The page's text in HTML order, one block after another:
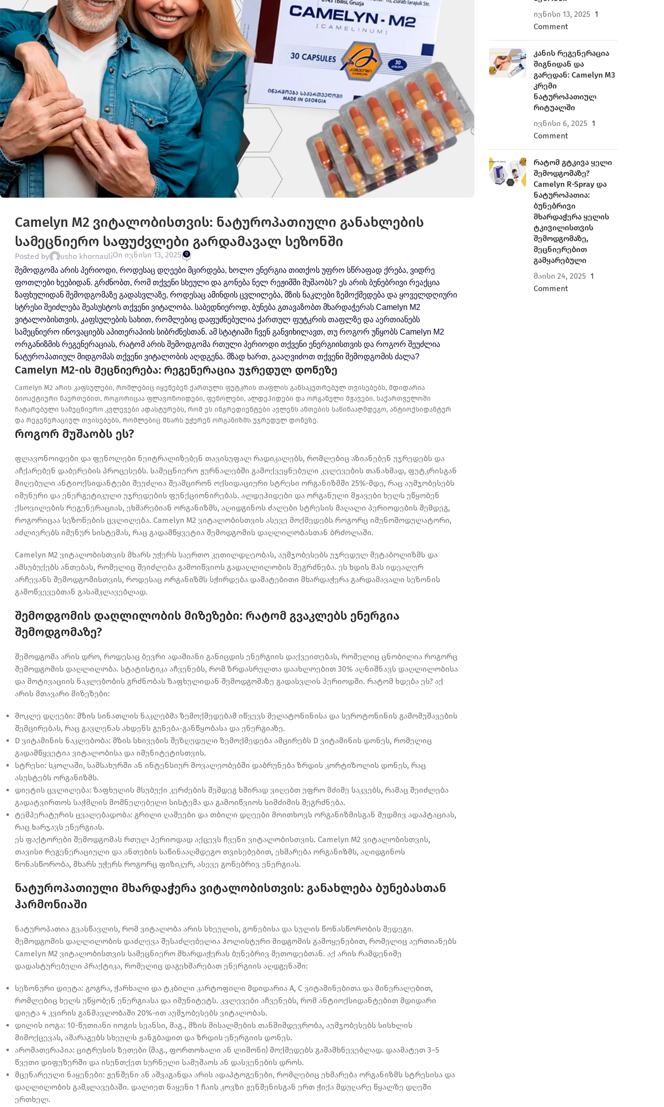
Camelyn M2 ვიტალობისთვის: ნატუროპათიული განახლების
სამეცნიერო საფუძვლები გარდამავალ სეზონში
Posted by usho khornauliOn ივნისი 13, 2025 0
შემოდგომა არის პერიოდი, როდესაც დღეები მცირდება, ხოლო ენერგია თითქოს უფრო სწრაფად ქრება, ვიდრე
ფოთლები ხეებიდან. გრძნობთ, რომ თქვენი სხეული და გონება ნელ რეჟიმში მუშაობს? ეს არის ბუნებრივი რეაქცია
ზაფხულიდან შემოდგომაზე გადასვლაზე, როდესაც ამინდის ცვლილება, მზის ნაკლები ზემოქმედება და ყოველდღიური
სტრესი შეიძლება შეასუსტოს თქვენი ვიტალობა. საბედნიეროდ, ბუნება გთავაზობთ მხარდაჭერას Camelyn M2
ვიტალობისთვის, კაფსულების სახით, რომლებიც დაფუძნებულია ქართულ ფუტკრის თაფლზე და აერთიანებს
სამეცნიერო ინოვაციებს აპითერაპიის სიბრძნესთან. ამ სტატიაში ჩვენ განვიხილავთ, თუ როგორ უწყობს Camelyn M2
ორგანიზმის რეგენერაციას, რატომ არის შემოდგომა რთული პერიოდი თქვენი ენერგიისთვის და როგორ შეუძლია
ნატუროპათიულ მიდგომას თქვენი ვიტალობის აღდგენა. მზად ხართ, გააღვიძოთ თქვენი შემოდგომის ძალა?
Camelyn M2-ის მეცნიერება: რეგენერაცია უჯრედულ დონეზე
Camelyn M2 არის კაფსულები, რომლებიც იყენებენ ქართული ფუტკრის თაფლის განსაკუთრებულ თვისებებს, მდიდარია
ბიოაქტიური ნაერთებით, როგორიცაა ფლავონოიდები, ფენოლები, ალდეჰიდები და ორგანული მჟავები. საქართველოში
ჩატარებული სამეცნიერო კვლევები ადასტურებს, რომ ეს ინგრედიენტები ავლენს ანთების საწინააღმდეგო, ანტიოქსიდანტურ
და რეგენერაციულ თვისებებს, რომლებიც მხარს უჭერენ ორგანიზმს უჯრედულ დონეზე.
Unique Recipe Based
On Natural
Ingredients
Shop Now
Your Pet Is In
როგორ მუშაობს ეს?
ფლავონოიდები და ფენოლები ნეიტრალიზებენ თავისუფალ რადიკალებს, რომლებიც აზიანებენ უჯრედებს და
აჩქარებენ დაბერების პროცესებს. სამეცნიერო ჟურნალებში გამოქვეყნებული კვლევების თანახმად, ფუტკრისგან
მიღებული ანტიოქსიდანტები შეუძლია შეამცირონ ოქსიდაციური სტრესი ორგანიზმში 25%-მდე, რაც აუმჯობესებს
იმუნური და ენერგეტიკული უჯრედების ფუნქციონირებას. ალდეჰიდები და ორგანული მჟავები ხელს უწყობენ
ქსოვილების რეგენერაციას, ეხმარებიან ორგანიზმს, აღიდგინოს ძალები სტრესის მაღალი პერიოდების შემდეგ,
როგორიცაა სეზონების ცვლილება. Camelyn M2 ვიტალობისთვის ასევე მოქმედებს როგორც იმუნომოდულატორი,
აძლიერებს იმუნურ სისტემას, რაც გადამწყვეტია შემოდგომის დაღლილობასთან ბრძოლაში.
Camelyn M2 ვიტალობისთვის მხარს უჭერს საერთო კეთილდღეობას, აუმჯობესებს უჯრედულ მეტაბოლიზმს და
ამსუბუქებს ანთებას, რომელიც შეიძლება გამოიწვიოს გადაღლილობის შეგრძნება. ეს ხდის მას იდეალურ
არჩევანს შემოდგომისთვის, როდესაც ორგანიზმს სჭირდება დამატებითი მხარდაჭერა გარდამავალი სეზონის
გამოწვევებთან გასამკლავებლად.
შემოდგომის დაღლილობის მიზეზები: რატომ გვაკლებს ენერგია
შემოდგომაზე?
შემოდგომა არის დრო, როდესაც ბევრი ადამიანი განიცდის ენერგიის დაქვეითებას, რომელიც ცნობილია როგორც
შემოდგომის დაღლილობა. სტატისტიკა აჩვენებს, რომ ზრდასრულთა დაახლოებით 30% აღნიშნავს დაღლილობისა
და მოტივაციის ნაკლებობის გრძნობას ზაფხულიდან შემოდგომაზე გადასვლის პერიოდში. რატომ ხდება ეს? აქ
არის მთავარი მიზეზები:
მოკლე დღეები: მზის სინათლის ნაკლებმა ზემოქმედებამ იწვევს მელატონინისა და სეროტონინის გამომუშავების
შემცირებას, რაც გავლენას ახდენს გუნება-განწყობასა და ენერგიაზე.
D ვიტამინის ნაკლებობა: მზის სხივების შეზღუდული ზემოქმედება ამცირებს D ვიტამინის დონეს, რომელიც
გადამწყვეტია ვიტალობისა და იმუნიტეტისთვის.
სტრესი: სკოლაში, სამსახურში ან ინტენსიურ მოვალეობებში დაბრუნება ზრდის კორტიზოლის დონეს, რაც
ასუსტებს ორგანიზმს.
დიეტის ცვლილება: ზაფხულის მსუბუქი კერძების შემდეგ ხშირად ვიღებთ უფრო მძიმე საკვებს, რამაც შეიძლება
გადატვირთოს საჭმლის მომნელებელი სისტემა და გამოიწვიოს სიმძიმის შეგრძნება.
ტემპერატურის ცვალებადობა: გრილი ღამეები და თბილი დღეები მოითხოვს ორგანიზმისგან მუდმივ ადაპტაციას,
რაც ხარჯავს ენერგიას.
ეს ფაქტორები შემოდგომას რთულ პერიოდად აქცევს ჩვენი ვიტალობისთვის. Camelyn M2 ვიტალობისთვის,
თავისი რეგენერაციული და ანთების საწინააღმდეგო თვისებებით, ეხმარება ორგანიზმს, აღიდგინოს
წონასწორობა, მხარს უჭერს როგორც ფიზიკურ, ასევე გონებრივ ენერგიას.
ნატუროპათიული მხარდაჭერა ვიტალობისთვის: განახლება ბუნებასთან
ჰარმონიაში
ნატუროპათია გვასწავლის, რომ ვიტალობა არის სხეულის, გონებისა და სულის წონასწორობის შედეგი.
შემოდგომის დაღლილობის დაძლევა შესაძლებელია ჰოლისტური მიდგომის გამოყენებით, რომელიც აერთიანებს
Camelyn M2 ვიტალობისთვის სამეცნიერო მხარდაჭერას ბუნებრივ მეთოდებთან. აქ არის რამდენიმე
დადასტურებული პრაქტიკა, რომელიც დაგეხმარებათ ენერგიის აღდგენაში:
სეზონური დიეტა: გოგრა, ჭარხალი და ტკბილი კარტოფილი მდიდარია A, C ვიტამინებითა და მინერალებით,
რომლებიც ხელს უწყობენ ენერგიასა და იმუნიტეტს. კვლევები აჩვენებს, რომ ანტიოქსიდანტებით მდიდარი
დიეტა 4 კვირის განმავლობაში 20%-ით აუმჯობესებს ვიტალობას.
დილის იოგა: 10-წუთიანი იოგის სეანსი, მაგ., მზის მისალმების თანმიმდევრობა, აუმჯობესებს სისხლის
მიმოქცევას, ამარაგებს სხეულს ჟანგბადით და ზრდის ენერგიის დონეს.
არომათერაპია: ციტრუსის ზეთები (მაგ., ფორთოხალი ან ლიმონი) მოქმედებს გამამხნევებლად. დაამატეთ 3–5
წვეთი დიფუზერში და ისუნთქეთ სურნელი სამუშაოს ან დასვენების დროს.
მცენარეული ნაყენები: ჟენშენი ან აშვაგანდა არის ადაპტოგენები, რომლებიც ეხმარება ორგანიზმს სტრესისა და
დაღლილობის გამკლავებაში. დალიეთ ნაყენი 1 ჩაის კოვზი ჟენშენისგან ერთ ჭიქა მდუღარე წყალზე დღეში
ერთხელ.
ივნისი 13, 2025 1
Comment
კანის რეგენერაცია
შიგნიდან და
გარედან: Camelyn M3
კრემი
ნატუროპათიულ
რიტუალში
ივნისი 6, 2025 1
Comment
რატომ გტკივა ყელი
შემოდგომაზე?
Camelyn R-Spray და
ნატუროპათია:
ბუნებრივი
მხარდაჭერა ყელის
ტკივილისთვის
შემოდგომაზე,
მეცნიერებით
გამყარებული
მაისი 24, 2025 1
Comment